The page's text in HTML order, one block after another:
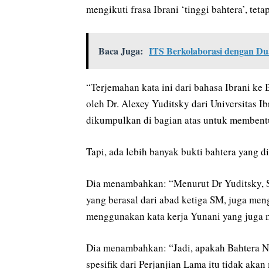
mengikuti frasa Ibrani ‘tinggi bahtera’,
Baca Juga: ITS Berkolaborasi dengan
“Terjemahan kata ini dari bahasa Ibrani
oleh Dr. Alexey Yuditsky dari Universitas
dikumpulkan di bagian atas untuk
Tapi, ada lebih banyak bukti bahtera yang
Dia menambahkan: “Menurut Dr Yuditsky,
yang berasal dari abad ketiga SM, juga
menggunakan kata kerja Yunani yang
Dia menambahkan: “Jadi, apakah Bahtera
spesifik dari Perjanjian Lama itu tidak